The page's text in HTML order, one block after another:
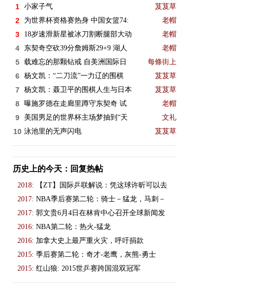
1 小家子气 芨芨草
2 为世界杯资格赛热身 中国女篮74: 老帽
3 18岁速滑新星被冰刀割断腿部大动 老帽
4 东契奇空砍39分詹姆斯29+9 湖人 老帽
5 载难忘的那颗钻戒 自美洲国际日 每條街上
6 杨文凯：“二刀流”一力辽的围棋 芨芨草
7 杨文凯：聂卫平的围棋人生与日本 芨芨草
8 曝施罗德在走廊里蹲守东契奇 试 老帽
9 美国男足的世界杯主场梦抽到“天 文礼
10 泳池里的无声闪电 芨芨草
历史上的今天：回复热帖
2018:
【ZT】国际乒联解说：凭这球许昕可以去
2017: NBA季后赛第二轮：骑士－猛龙，马刺－
2017: 郭文贵6月4日在林肯中心召开全球新闻发
2016: NBA第二轮：热火-猛龙
2016: 加拿大史上最严重火灾，呼吁捐款
2015: 季后赛第二轮：奇才-老鹰，灰熊-勇士
2015: 红山狼: 2015世乒赛跨国混双冠军